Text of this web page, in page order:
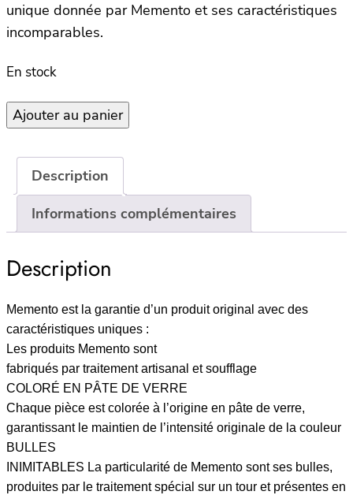
unique donnée par Memento et ses caractéristiques
incomparables.
En stock
quantité
de
Pichet
–
–
–
Ajouter au panier
Description
Informations complémentaires
Description
Memento est la garantie d’un produit original avec des
caractéristiques uniques :
Les produits Memento sont
fabriqués par traitement artisanal et soufflage
COLORÉ EN PÂTE DE VERRE
Chaque pièce est colorée à l’origine en pâte de verre,
garantissant le maintien de l’intensité originale de la couleur
BULLES
INIMITABLES La particularité de Memento sont ses bulles,
produites par le traitement spécial sur un tour et présentes en